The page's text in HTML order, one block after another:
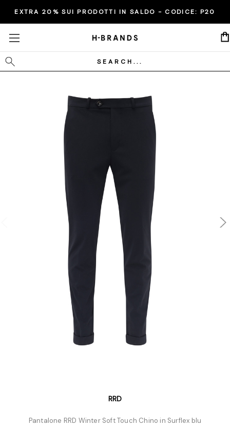
EXTRA 20% SUI PRODOTTI IN SALDO - CODICE: P20
Cerca
RRD
Pantalone RRD Winter Soft Touch Chino in Surflex blu